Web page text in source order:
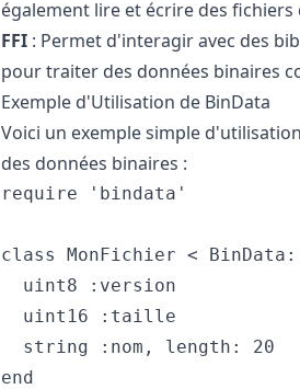
également lire et écrire des fichiers
FFI : Permet d'interagir avec des
pour traiter des données binaires
Exemple d'Utilisation de BinData
Voici un exemple simple
des données binaires :
require 'bindata'
class MonFichier <
  uint8 :version
  uint16 :taille
  string :nom, length: 20
end